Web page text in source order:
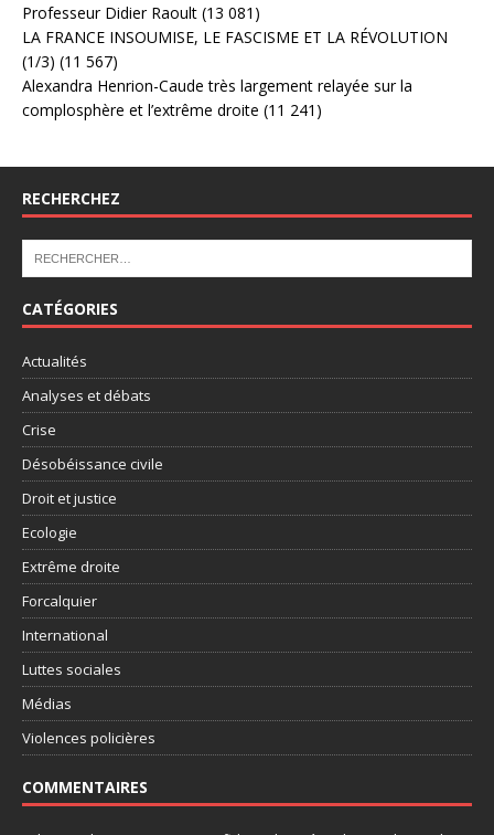
Professeur Didier Raoult (13 081)
LA FRANCE INSOUMISE, LE FASCISME ET LA RÉVOLUTION
(1/3) (11 567)
Alexandra Henrion-Caude très largement relayée sur la
complosphère et l’extrême droite (11 241)
RECHERCHEZ
CATÉGORIES
Actualités
Analyses et débats
Crise
Désobéissance civile
Droit et justice
Ecologie
Extrême droite
Forcalquier
International
Luttes sociales
Médias
Violences policières
COMMENTAIRES